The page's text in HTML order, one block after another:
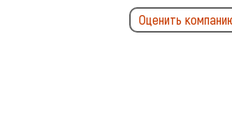
Оценить